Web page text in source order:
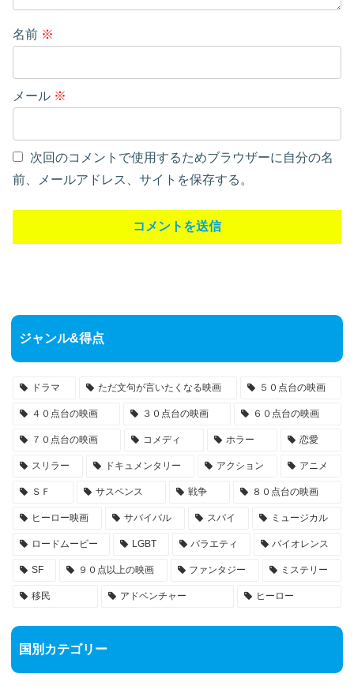
名前 ※
メール ※
次回のコメントで使用するためブラウザーに自分の名
前、メールアドレス、サイトを保存する。
ジャンル&得点
ドラマ ただ文句が言いたくなる映画 ５０点台の映画
４０点台の映画 ３０点台の映画 ６０点台の映画
７０点台の映画 コメディ ホラー 恋愛
スリラー ドキュメンタリー アクション アニメ
ＳＦ サスペンス 戦争 ８０点台の映画
ヒーロー映画 サバイバル スパイ ミュージカル
ロードムービー LGBT バラエティ バイオレンス
SF ９０点以上の映画 ファンタジー ミステリー
移民 アドベンチャー ヒーロー
国別カテゴリー